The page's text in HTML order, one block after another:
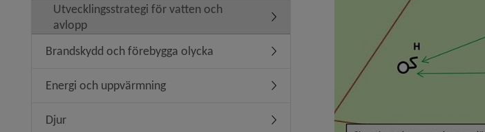
Utvecklingsstrategi för vatten och
avlopp
Undermeny för Utvecklingsstrategi för vatten och
Brandskydd och förebygga olycka Undermeny för Brandskydd och förebygga olycka
Energi och uppvärmning Undermeny för Energi och uppvärmning
Djur Undermeny för Djur